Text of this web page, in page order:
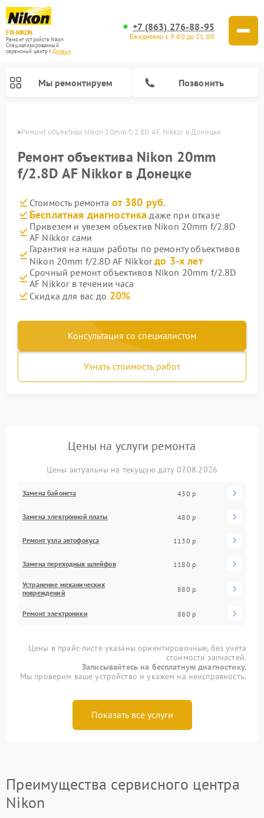
FIX-NIKON
Ремонт устройств Nikon
Специализированный
cервисный центр г.Донецк
+7 (863) 276-88-95
Ежедневно с 9:00 до 21:00
Мы ремонтируем Позвонить
Ремонт объектива Nikon 20mm f/2.8D AF Nikkor в Донецке
Ремонт объектива Nikon 20mm
f/2.8D AF Nikkor в Донецке
Стоимость ремонта от 380 руб.
Бесплатная диагностика даже при отказе
Привезем и увезем объектив Nikon 20mm f/2.8D
AF Nikkor сами
Гарантия на наши работы по ремонту объективов
Nikon 20mm f/2.8D AF Nikkorдо 3-х лет
Срочный ремонт объективов Nikon 20mm f/2.8D
AF Nikkor в течении часа
Скидка для вас до 20%
Консультация со специалистом
Узнать стоимость работ
Цены на услуги ремонта
Цены актуальны на текущую дату 07.08.2026
Замена байонета 430 р
Замена электронной платы 480 р
Ремонт узла автофокуса 1130 р
Замена переходных шлейфов 1180 р
Устранение механических
повреждений
880 р
Ремонт электроники 880 р
Цены в прайс-листе указаны ориентировочные, без учета
стоимости запчастей.
Записывайтесь на бесплатную диагностику.
Мы проверим ваше устройство и укажем на неисправность.
Показать все услуги
Преимущества сервисного центра
Nikon